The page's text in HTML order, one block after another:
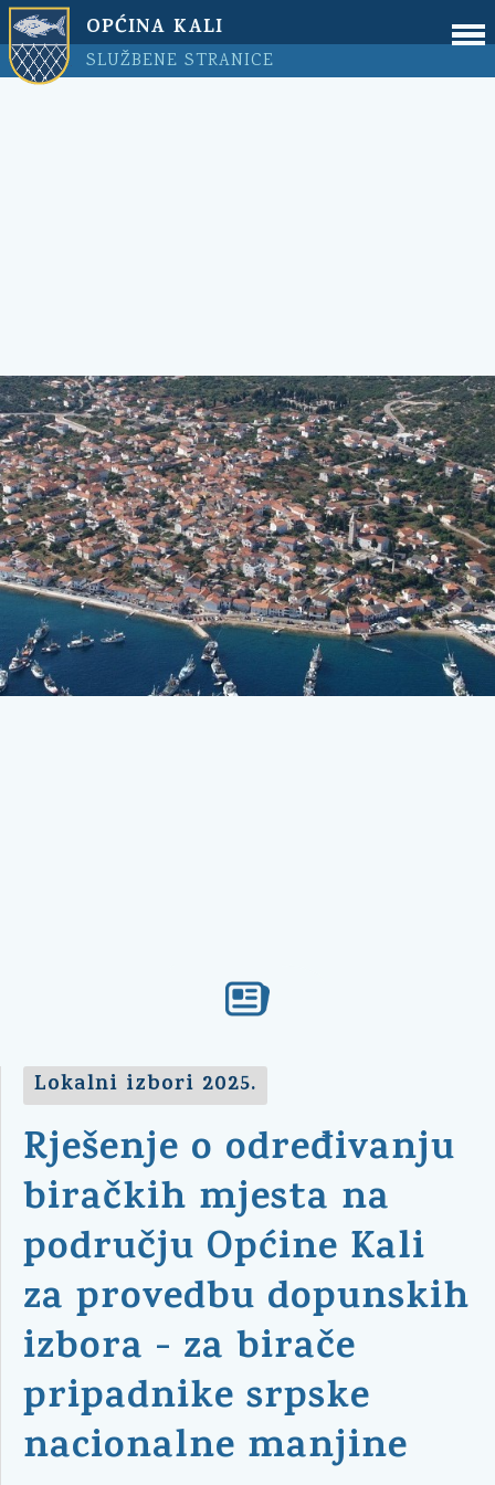
OPĆINA KALI
SLUŽBENE STRANICE
Lokalni izbori 2025.
Rješenje o određivanju
biračkih mjesta na
području Općine Kali
za provedbu dopunskih
izbora - za birače
pripadnike srpske
nacionalne manjine